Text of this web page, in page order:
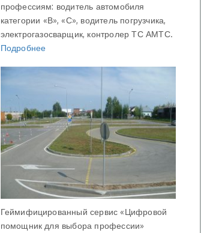
профессиям: водитель автомобиля
категории «В», «С», водитель погрузчика,
электрогазосварщик, контролер ТС АМТС.
Подробнее
Геймифицированный сервис «Цифровой
помощник для выбора профессии»